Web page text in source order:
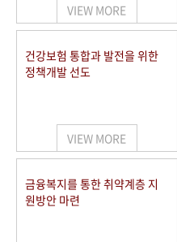
VIEW MORE
건강보험 통합과 발전을 위한
정책개발 선도
VIEW MORE
금융복지를 통한 취약계층 지
원방안 마련